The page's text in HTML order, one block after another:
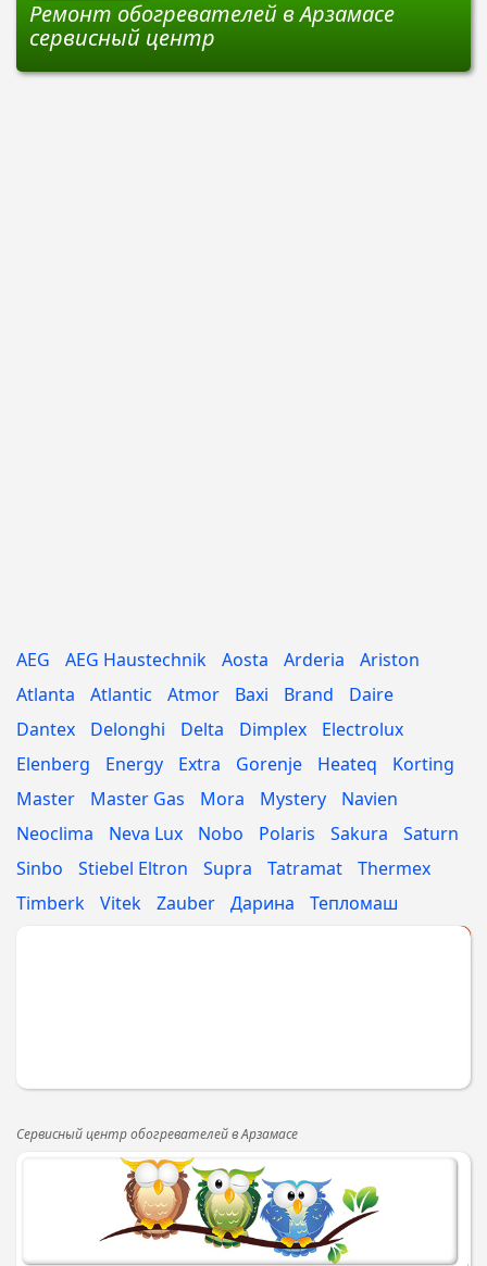
Ремонт обогревателей в Арзамасе
сервисный центр
AEG AEG Haustechnik Aosta Arderia
Ariston
Atlanta
Atlantic Atmor Baxi Brand
Daire
Dantex
Delonghi Delta Dimplex
Electrolux
Elenberg
Energy Extra Gorenje Heateq
Korting
Master
Master Gas Mora Mystery
Navien
Neoclima
Neva Lux Nobo Polaris Sakura
Saturn
Sinbo
Stiebel Eltron Supra Tatramat
Thermex
Timberk
Vitek Zauber Дарина Тепломаш
Сервисный центр обогревателей в Арзамасе